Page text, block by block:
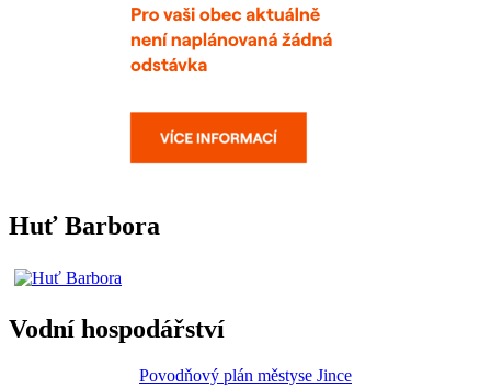
Huť Barbora
Vodní hospodářství
Povodňový plán městyse Jince